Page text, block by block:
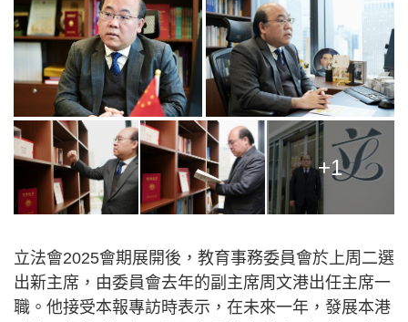
+1
立法會2025會期展開後，教育事務委員會於上周二選
出新主席，由委員會去年的副主席周文港出任主席一
職。他接受本報專訪時表示，在未來一年，發展本港